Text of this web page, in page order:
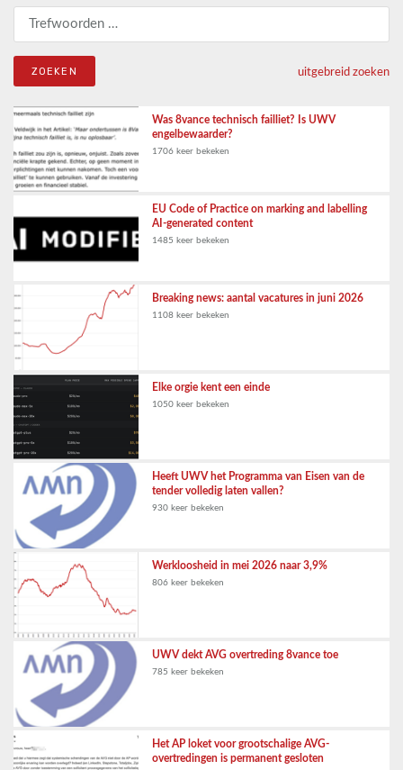
Zoeken naar:
uitgebreid zoeken
Was 8vance technisch failliet? Is UWV
engelbewaarder?
1706 keer bekeken
EU Code of Practice on marking and labelling
AI-generated content
1485 keer bekeken
Breaking news: aantal vacatures in juni 2026
1108 keer bekeken
Elke orgie kent een einde
1050 keer bekeken
Heeft UWV het Programma van Eisen van de
tender volledig laten vallen?
930 keer bekeken
Werkloosheid in mei 2026 naar 3,9%
806 keer bekeken
UWV dekt AVG overtreding 8vance toe
785 keer bekeken
Het AP loket voor grootschalige AVG-
overtredingen is permanent gesloten